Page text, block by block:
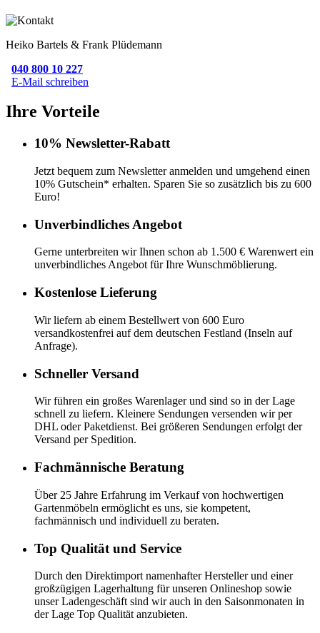
Heiko Bartels & Frank Plüdemann
040 800 10 227
E-Mail schreiben
Ihre Vorteile
10% Newsletter-Rabatt
Jetzt bequem zum Newsletter anmelden und umgehend einen
10% Gutschein* erhalten. Sparen Sie so zusätzlich bis zu 600
Euro!
Unverbindliches Angebot
Gerne unterbreiten wir Ihnen schon ab 1.500 € Warenwert ein
unverbindliches Angebot für Ihre Wunschmöblierung.
Kostenlose Lieferung
Wir liefern ab einem Bestellwert von 600 Euro
versandkostenfrei auf dem deutschen Festland (Inseln auf
Anfrage).
Schneller Versand
Wir führen ein großes Warenlager und sind so in der Lage
schnell zu liefern. Kleinere Sendungen versenden wir per
DHL oder Paketdienst. Bei größeren Sendungen erfolgt der
Versand per Spedition.
Fachmännische Beratung
Über 25 Jahre Erfahrung im Verkauf von hochwertigen
Gartenmöbeln ermöglicht es uns, sie kompetent,
fachmännisch und individuell zu beraten.
Top Qualität und Service
Durch den Direktimport namenhafter Hersteller und einer
großzügigen Lagerhaltung für unseren Onlineshop sowie
unser Ladengeschäft sind wir auch in den Saisonmonaten in
der Lage Top Qualität anzubieten.